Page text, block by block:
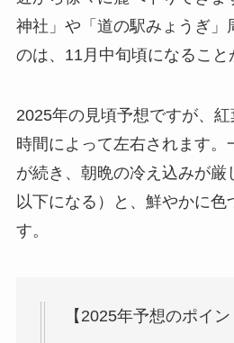
神社」や「道の駅みょうぎ」
のは、11月中旬頃になること
2025年の見頃予想ですが、
時間によって左右されます。
が続き、朝晩の冷え込みが厳
以下になる）と、鮮やかに色
す。
【2025年予想のポイン